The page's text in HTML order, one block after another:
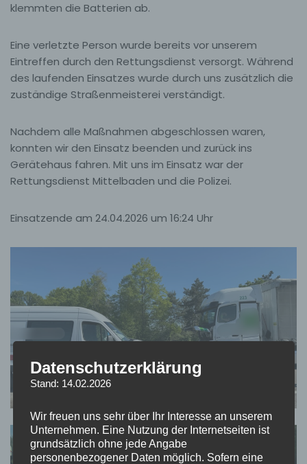
klemmten die Batterien ab.
Eine verletzte Person wurde bereits vor unserem
Eintreffen durch den Rettungsdienst versorgt. Während
des laufenden Einsatzes wurde durch uns zusätzlich die
zuständige Straßenmeisterei verständigt.
Nachdem alle Maßnahmen abgeschlossen waren,
konnten wir den Einsatz beenden und zurück ins
Gerätehaus fahren. Mit uns im Einsatz war der
Rettungsdienst Mittelbaden und die Polizei.
Einsatzende am 24.04.2026 um 16:24 Uhr
Datenschutzerklärung
Stand: 14.02.2026
Wir freuen uns sehr über Ihr Interesse an unserem
Unternehmen. Eine Nutzung der Internetseiten ist
grundsätzlich ohne jede Angabe
personenbezogener Daten möglich. Sofern eine